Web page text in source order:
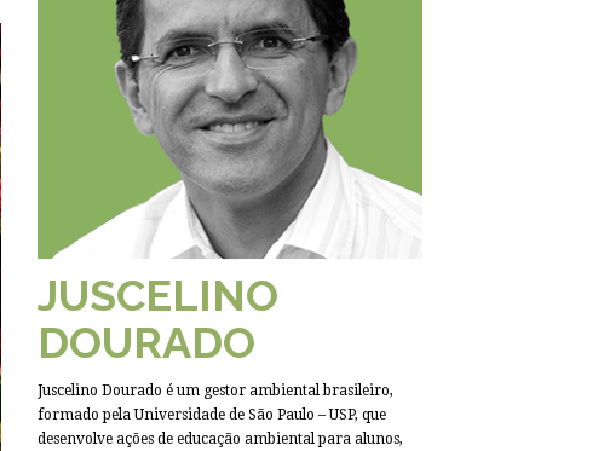
JUSCELINO
DOURADO
Juscelino Dourado é um gestor ambiental brasileiro,
formado pela Universidade de São Paulo – USP, que
desenvolve ações de educação ambiental para alunos,